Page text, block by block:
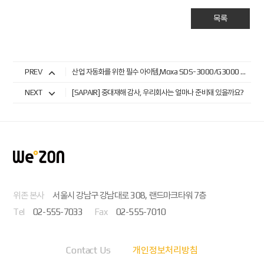
목록
PREV 산업 자동화를 위한 필수 아이템,Moxa SDS-3000/G3000 시리즈로 자동화 혁신을 시작하세요!
NEXT [SAPAIR] 중대재해 감사, 우리회사는 얼마나 준비돼 있을까요?
위존 본사
서울시 강남구 강남대로 308, 랜드마크타워 7층
Tel
02-555-7033 Fax 02-555-7010
Contact Us 개인정보처리방침